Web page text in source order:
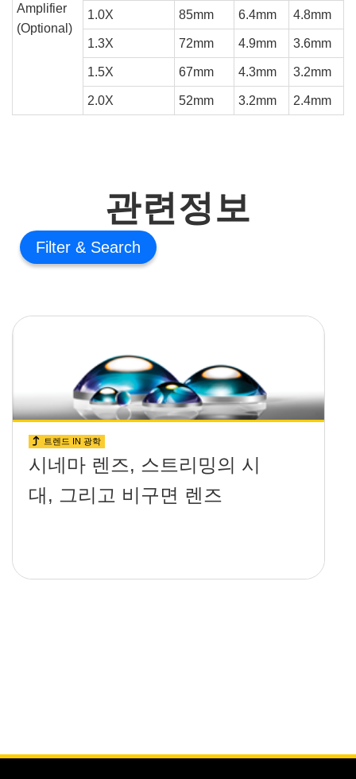
Amplifier
(Optional)
1.0X 85mm 6.4mm 4.8mm
1.3X 72mm 4.9mm 3.6mm
1.5X 67mm 4.3mm 3.2mm
2.0X 52mm 3.2mm 2.4mm
관련정보
Filter
트렌드 IN 광학
시네마 렌즈, 스트리밍의 시
대, 그리고 비구면 렌즈